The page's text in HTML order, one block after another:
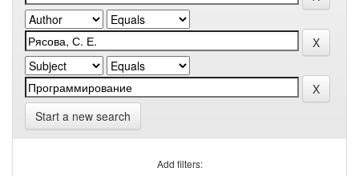
Start a new search
Add filters: